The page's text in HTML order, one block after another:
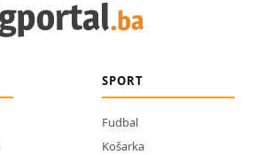
SPORT
Fudbal
Košarka